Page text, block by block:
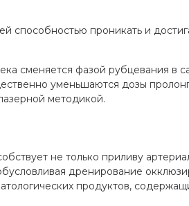
проникать и
сменяется фазой рубцевания в
уменьшаются дозы
методикой.
не только приливу
дренирование
продуктов,